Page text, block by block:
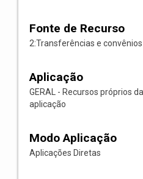
Fonte de Recurso
2:Transferências e
Aplicação
GERAL - Recursos próprios
aplicação
Modo Aplicação
Aplicações Diretas